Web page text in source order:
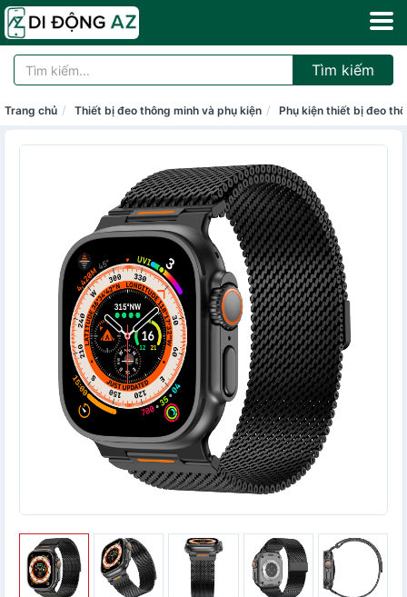
Tìm kiếm
Trang chủ Thiết bị đeo thông minh và phụ kiện Phụ kiện thiết bị đeo